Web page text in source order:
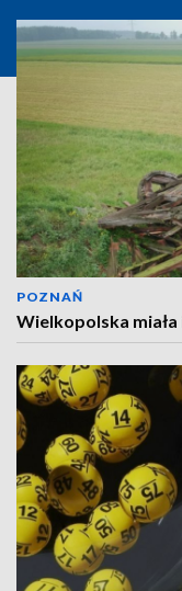
POZNAŃ
Wielkopolska miała